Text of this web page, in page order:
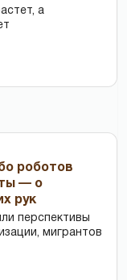
а
роботов
— о
рук
перспективы
мигрантов